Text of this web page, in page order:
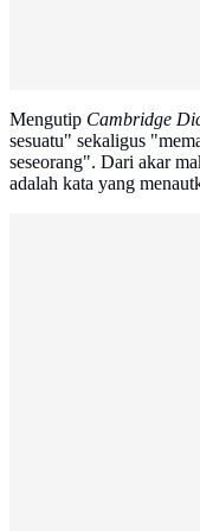
Mengutip Cambridge
sesuatu" sekaligus
seseorang". Dari akar
adalah kata yang